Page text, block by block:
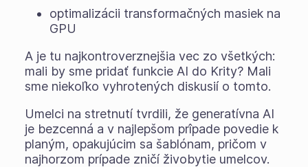
optimalizácii transformačných masiek na
GPU
A je tu najkontroverznejšia vec zo všetkých:
mali by sme pridať funkcie AI do Krity? Mali
sme niekoľko vyhrotených diskusií o tomto.
Umelci na stretnutí tvrdili, že generatívna AI
je bezcenná a v najlepšom prîpade povedie k
planým, opakujúcim sa šablónam, pričom v
najhorzom prípade zničí živobytie umelcov.